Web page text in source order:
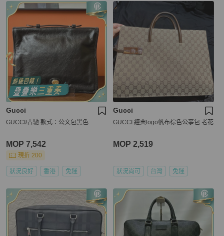
Gucci
GUCCI/古馳 款式：公文包黑色
MOP 7,542
現折 200
狀況良好 香港 免運
Gucci
GUCCI 經典logo帆布棕色公事包 老花
MOP 2,519
狀況尚可 台灣 免運